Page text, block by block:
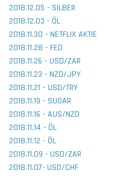
2018.12.05 - SILBER
2018.12.03 - ÖL
2018.11.30 - NETFLIX AKTIE
2018.11.28 - FED
2018.11.26 - USD/ZAR
2018.11.23 - NZD/JPY
2018.11.21 - USD/TRY
2018.11.19 - SUGAR
2018.11.16 - AUS/NZD
2018.11.14 - ÖL
2018.11.12 - ÖL
2018.11.09 - USD/ZAR
2018.11.07- USD/CHF